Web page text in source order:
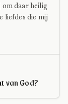
om daar heilig
liefdes die mij
van God?